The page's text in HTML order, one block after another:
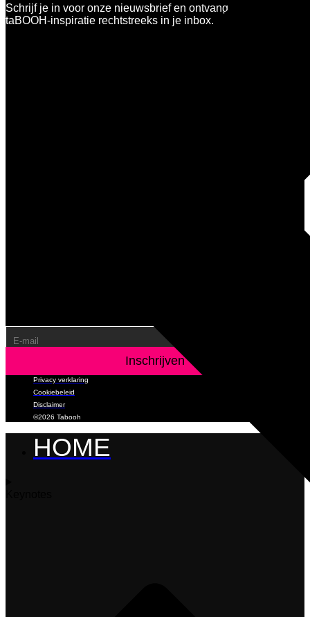
Schrijf je in voor onze nieuwsbrief en ontvang een portie
taBOOH-inspiratie rechtstreeks in je inbox.
Privacy verklaring
Cookiebeleid
Disclaimer
©2026 Tabooh
HOME